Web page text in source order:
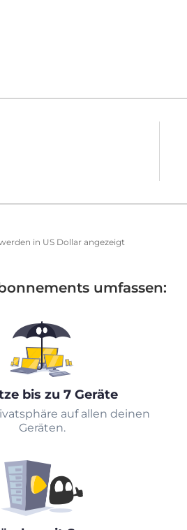
in US Dollar angezeigt
umfassen:
bis zu 7 Geräte
auf allen deinen
Geräten.